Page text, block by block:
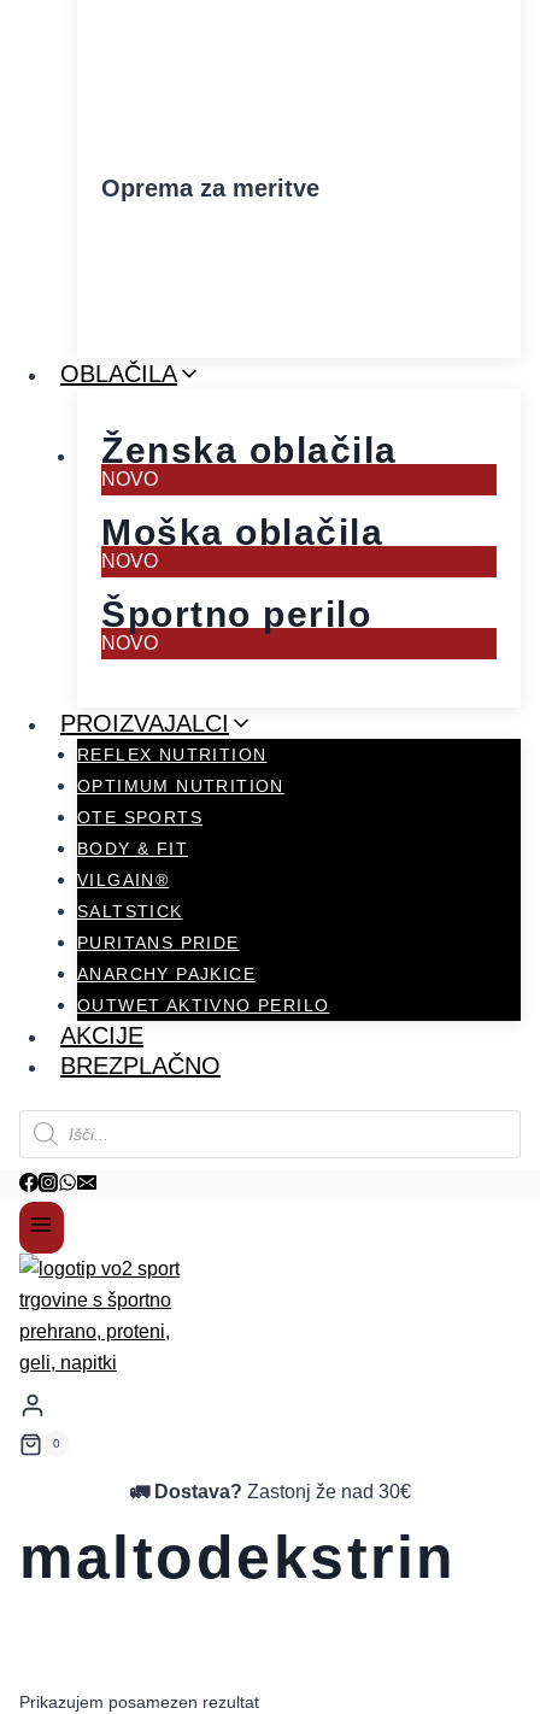
Oprema za meritve
OBLAČILA
Ženska oblačila
NOVO
Moška oblačila
NOVO
Športno perilo
NOVO
PROIZVAJALCI
REFLEX NUTRITION
OPTIMUM NUTRITION
OTE SPORTS
BODY & FIT
VILGAIN®
SALTSTICK
PURITANS PRIDE
ANARCHY PAJKICE
OUTWET AKTIVNO PERILO
AKCIJE
BREZPLAČNO
0
🚛 Dostava? Zastonj že nad 30€
maltodekstrin
Prikazujem posamezen rezultat